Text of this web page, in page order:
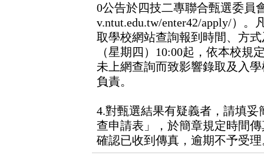
0公告於四技二專聯合甄選委員
v.ntut.edu.tw/enter42/apply/）
取學校網站查詢報到時間、方
（星期四）10:00起，依本校規
未上網查詢而致影響錄取及入
負責。
4.對甄選結果有疑義者，請填
查申請表」，於簡章規定時間
確認已收到傳真，逾期不予受